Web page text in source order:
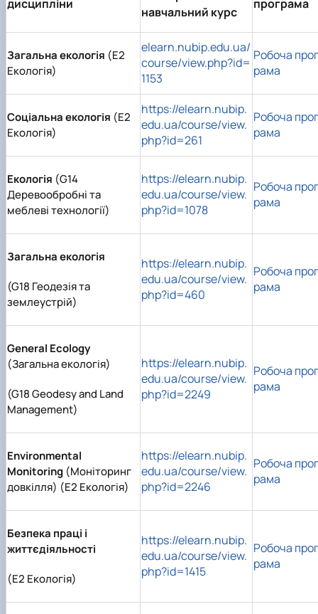
дисципліни
навчальний курс
програма
Загальна екологія (E2
Екологія)
elearn.nubip.edu.ua/
course/view.php?id=
1153
Робоча прог
рама
Соціальна екологія (E2
Екологія)
https://elearn.nubip.
edu.ua/course/view.
php?id=261
Робоча прог
рама
Екологія (G14
Деревообробні та
меблеві технології)
https://elearn.nubip.
edu.ua/course/view.
php?id=1078
Робоча прог
рама
Загальна екологія
(G18 Геодезія та
землеустрій)
https://elearn.nubip.
edu.ua/course/view.
php?id=460
Робоча прог
рама
General Ecology
(Загальна екологія)
(G18 Geodesy and Land
Management)
https://elearn.nubip.
edu.ua/course/view.
php?id=2249
Робоча прог
рама
Environmental
Monitoring (Моніторинг
довкілля) (E2 Екологія)
https://elearn.nubip.
edu.ua/course/view.
php?id=2246
Робоча прог
рама
Безпека праці і
життєдіяльності
(E2 Екологія)
https://elearn.nubip.
edu.ua/course/view.
php?id=1415
Робоча прог
рама